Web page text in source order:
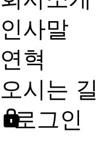
인사말
연혁
오시는 길
로그인